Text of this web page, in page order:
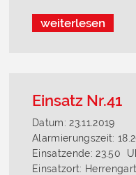
weiterlesen
Einsatz Nr.41
Datum: 23.11.2019
Alarmierungszeit:
Einsatzende: 23.50
Einsatzort: